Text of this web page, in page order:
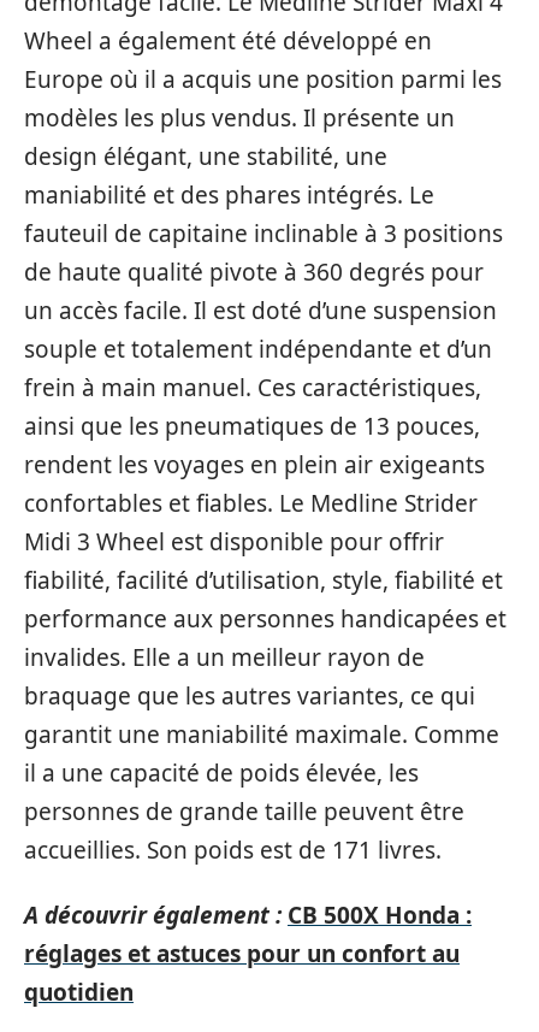
Wheel a également été développé en
Europe où il a acquis une position parmi les
modèles les plus vendus. Il présente un
design élégant, une stabilité, une
maniabilité et des phares intégrés. Le
fauteuil de capitaine inclinable à 3 positions
de haute qualité pivote à 360 degrés pour
un accès facile. Il est doté d’une suspension
souple et totalement indépendante et d’un
frein à main manuel. Ces caractéristiques,
ainsi que les pneumatiques de 13 pouces,
rendent les voyages en plein air exigeants
confortables et fiables. Le Medline Strider
Midi 3 Wheel est disponible pour offrir
fiabilité, facilité d’utilisation, style, fiabilité et
performance aux personnes handicapées et
invalides. Elle a un meilleur rayon de
braquage que les autres variantes, ce qui
garantit une maniabilité maximale. Comme
il a une capacité de poids élevée, les
personnes de grande taille peuvent être
accueillies. Son poids est de 171 livres.
A découvrir également : CB 500X Honda :
réglages et astuces pour un confort au
quotidien